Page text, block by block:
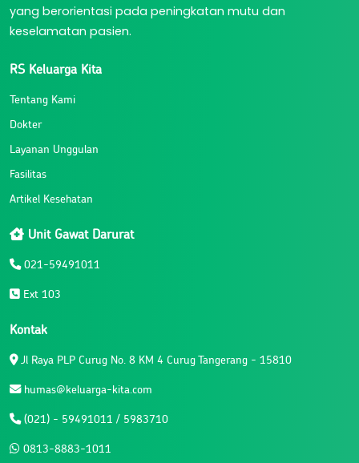
yang berorientasi pada peningkatan mutu dan
keselamatan pasien.
RS Keluarga Kita
Tentang Kami
Dokter
Layanan Unggulan
Fasilitas
Artikel Kesehatan
Unit Gawat Darurat
021-59491011
Ext 103
Kontak
Jl Raya PLP Curug No. 8 KM 4 Curug Tangerang - 15810
humas@keluarga-kita.com
(021) - 59491011 / 5983710
0813-8883-1011